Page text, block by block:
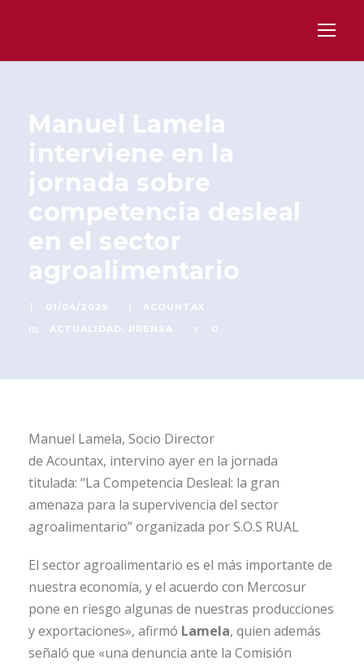
Manuel Lamela
interviene en la
jornada sobre
competencia desleal
en el sector
agroalimentario
01/04/2025
ACOUNTAX
ACTUALIDAD , PRENSA 0
Manuel Lamela, Socio Director
de Acountax, intervino ayer en la jornada
titulada: “La Competencia Desleal: la gran
amenaza para la supervivencia del sector
agroalimentario” organizada por S.O.S RUAL
El sector agroalimentario es el más importante de
nuestra economía, y el acuerdo con Mercosur
pone en riesgo algunas de nuestras producciones
y exportaciones», afirmó Lamela, quien además
señaló que «una denuncia ante la Comisión